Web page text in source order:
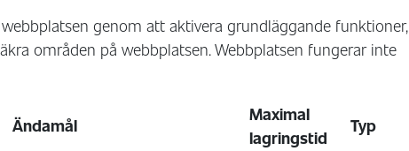
genom att aktivera grundläggande funktioner,
områden på webbplatsen. Webbplatsen fungerar inte
Ändamål
Maximal
lagringstid
Typ